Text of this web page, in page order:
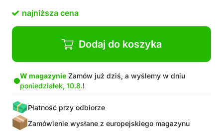
wnętrza
Łatwy w czyszczeniu i utrzymaniu
Kompaktowy rozmiar, idealny nawet do małych
przestrzeni
najniższa cena
Dodaj do koszyka
W magazynie Zamów już dziś, a wyślemy w dniu
poniedziałek, 10.8.!
Płatność przy odbiorze
Zamówienie wysłane z europejskiego magazynu